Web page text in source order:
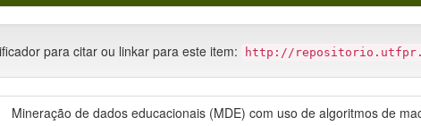
para citar ou linkar para este item: http://
Mineração de dados educacionais (MDE) com uso de algoritmos de